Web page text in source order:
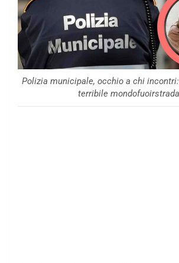
Polizia municipale, occhio a chi
terribile